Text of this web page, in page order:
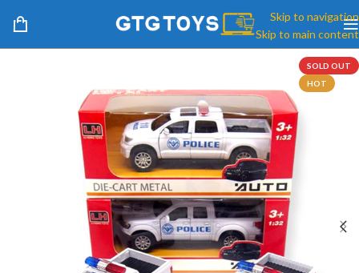
Skip to navigation
Skip to main content
SOLD OUT
HOT